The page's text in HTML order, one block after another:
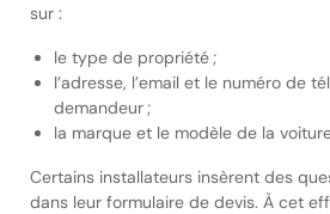
sur :
le type de propriété ;
l’adresse, l’email et le numéro de
demandeur ;
la marque et le modèle de la
Certains installateurs insèrent des
dans leur formulaire de devis. À cet